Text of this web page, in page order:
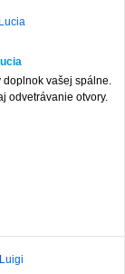
vašej spálne.
odvetrávanie otvory.